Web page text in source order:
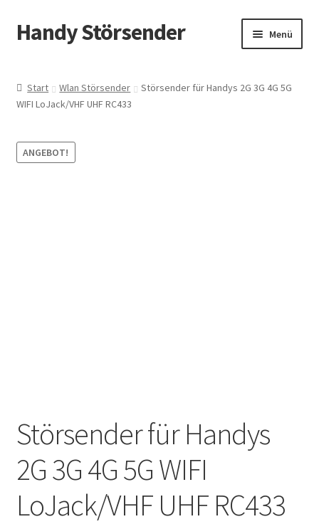
Zur
Navigation
Zum
Inhalt
Handy Störsender Menü
Blog
Datenschutzerklärung
Profile
Tags
Shop
Start Wlan Störsender
Störsender für Handys 2G 3G 4G 5G
WIFI LoJack/VHF UHF RC433
ANGEBOT!
Störsender für Handys
2G 3G 4G 5G WIFI
LoJack/VHF UHF RC433